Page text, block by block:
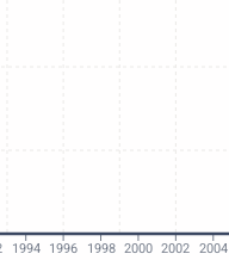
1994 1996 1998 2000 2002 2004